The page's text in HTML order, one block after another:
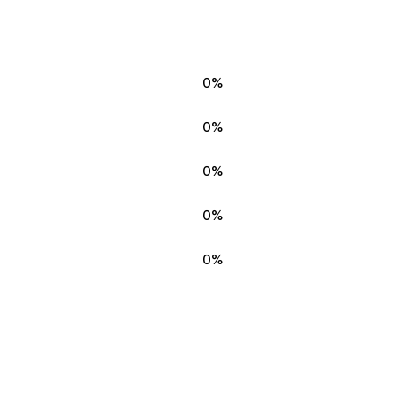
0%
0%
0%
0%
0%